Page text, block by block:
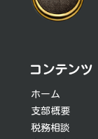
コンテンツ
ホーム
支部概要
税務相談